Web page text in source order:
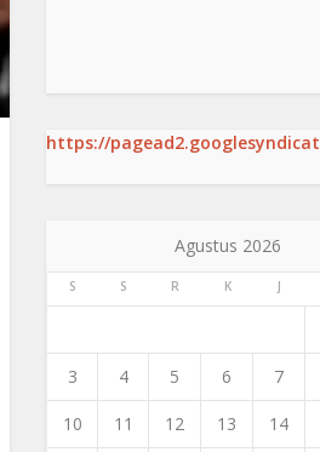
https://
Agustus 2026
S S R K J
3 4 5 6 7
10 11 12 13 14